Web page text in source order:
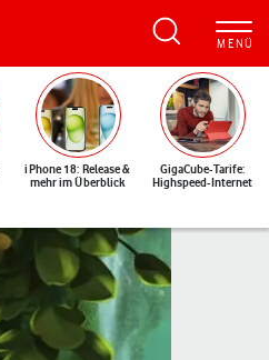
iPhone 18: Release &
mehr im Überblick
GigaCube-Tarife:
Highspeed-Internet